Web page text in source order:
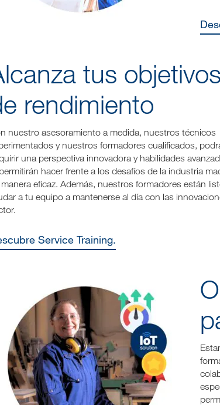
tus objetivos
rendimiento
nuestro asesoramiento a medida, nuestros técnicos
y nuestros formadores cualificados,
una perspectiva innovadora y habilidades
hacer frente a los desafíos de la industria
eficaz. Además, nuestros formadores están
a tu equipo a mantenerse al día con las
Service Training.